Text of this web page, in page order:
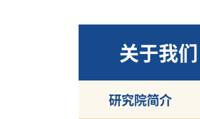
关于我们
研究院简介